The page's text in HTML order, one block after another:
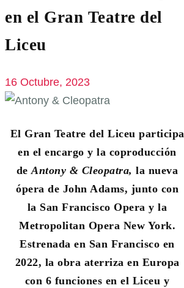
en el Gran Teatre del
Liceu
16 Octubre, 2023
El Gran Teatre del Liceu participa
en el encargo y la coproducción
deAntony & Cleopatra,la nueva
ópera de John Adams, junto con
la San Francisco Opera y la
Metropolitan Opera New York.
Estrenada en San Francisco en
2022, la obra aterriza en Europa
con 6 funciones en el Liceu y